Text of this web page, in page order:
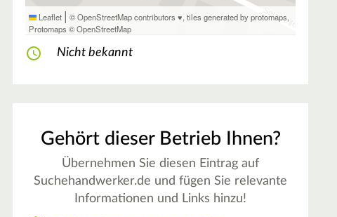
Leaflet | © OpenStreetMap contributors ♥,tiles generated by protomaps
Protomaps ©OpenStreetMap
Nicht bekannt
Gehört dieser Betrieb Ihnen?
Übernehmen Sie diesen Eintrag auf
Suchehandwerker.de und fügen Sie relevante
Informationen und Links hinzu!